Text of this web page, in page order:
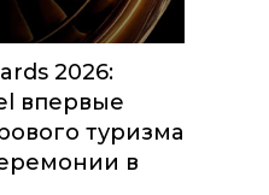
2026:
впервые
туризма
в